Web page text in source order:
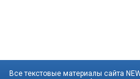
Все текстовые материалы сайта